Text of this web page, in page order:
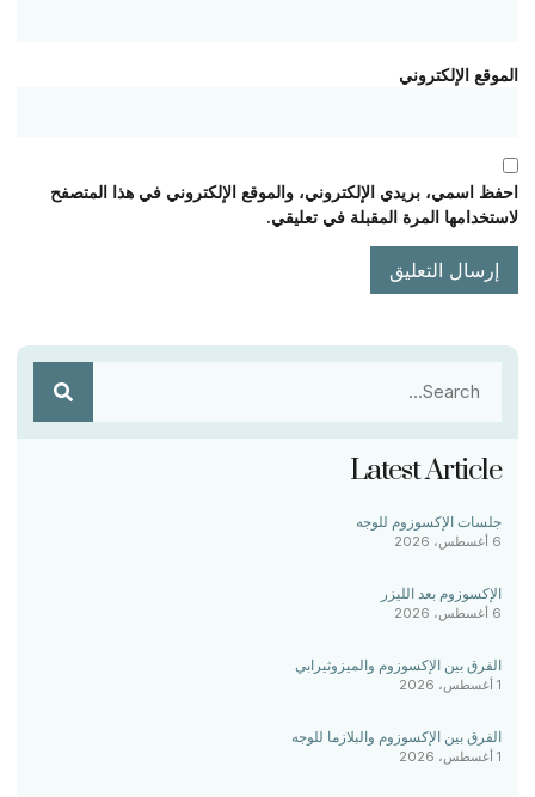
الموقع الإلكتروني
احفظ اسمي، بريدي الإلكتروني، والموقع الإلكتروني في هذا المتصفح
لاستخدامها المرة المقبلة في تعليقي.
Latest Article
جلسات الإكسوزوم للوجه
6 أغسطس، 2026
الإكسوزوم بعد الليزر
6 أغسطس، 2026
الفرق بين الإكسوزوم والميزوثيرابي
1 أغسطس، 2026
الفرق بين الإكسوزوم والبلازما للوجه
1 أغسطس، 2026